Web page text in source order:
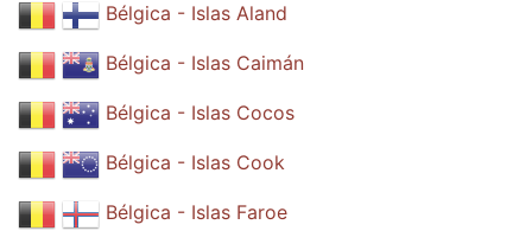
Bélgica - Islas Aland
Bélgica - Islas Caimán
Bélgica - Islas Cocos
Bélgica - Islas Cook
Bélgica - Islas Faroe